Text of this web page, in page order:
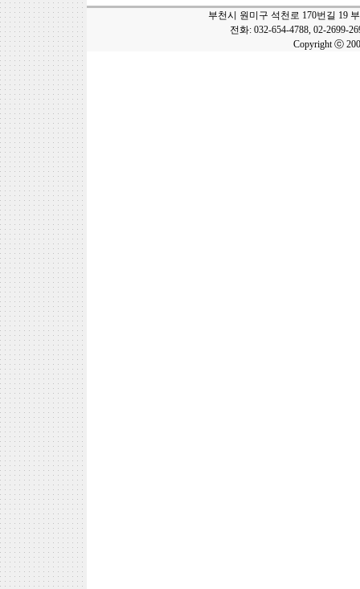
부천시 원미구 석천로 170번길 19
전화: 032-654-4788, 02-2699-
Copyright ⓒ